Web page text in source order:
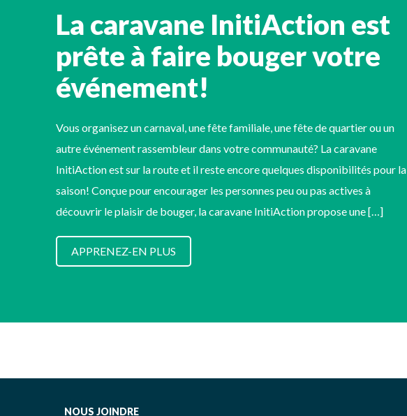
La caravane InitiAction est
prête à faire bouger votre
événement!
Vous organisez un carnaval, une fête familiale, une fête de quartier ou un
autre événement rassembleur dans votre communauté? La caravane
InitiAction est sur la route et il reste encore quelques disponibilités pour la
saison! Conçue pour encourager les personnes peu ou pas actives à
découvrir le plaisir de bouger, la caravane InitiAction propose une […]
APPRENEZ-EN PLUS
NOUS JOINDRE